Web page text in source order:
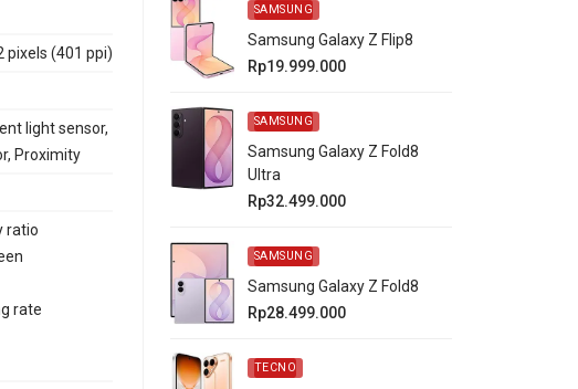
pixels (401 ppi)
light sensor,
Proximity
ratio
rate
SAMSUNG
Samsung Galaxy Z Flip8
Rp19.999.000
SAMSUNG
Samsung Galaxy Z Fold8
Ultra
Rp32.499.000
SAMSUNG
Samsung Galaxy Z Fold8
Rp28.499.000
TECNO